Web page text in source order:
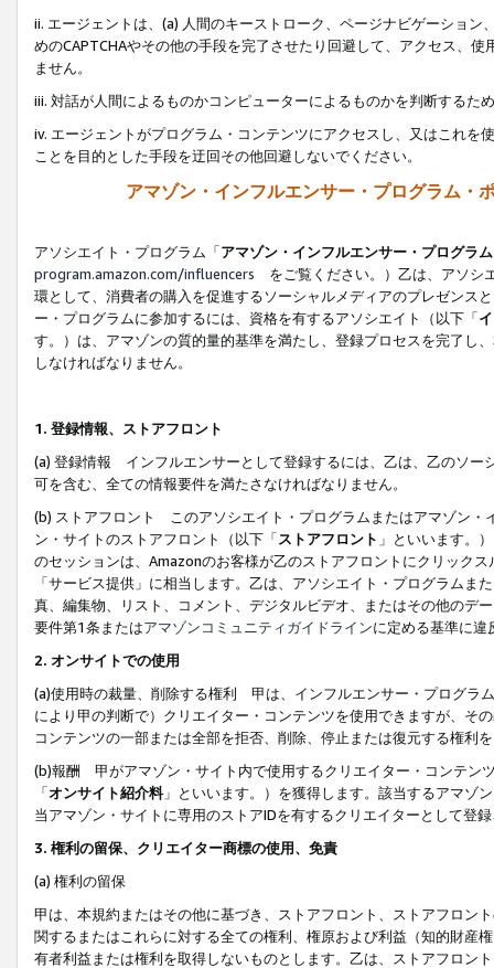
ii. エージェントは、(a) 人間のキーストローク、ページナビゲーショ
めのCAPTCHAやその他の手段を完了させたり回避して、アクセス、
ません。
iii. 対話が人間によるものかコンピューターによるものかを判断するた
iv. エージェントがプログラム・コンテンツにアクセスし、又はこれ
ことを目的とした手段を迂回その他回避しないでください。
アマゾン・インフルエンサー・プログラム・
アソシエイト・プログラム「アマゾン・インフルエンサー・プログラム
program.amazon.com/influencers をご覧ください。）乙は、アソシ
環として、消費者の購入を促進するソーシャルメディアのプレゼンス
ー・プログラムに参加するには、資格を有するアソシエイト（以下「
す。）は、アマゾンの質的量的基準を満たし、登録プロセスを完了し、
しなければなりません。
1. 登録情報、ストアフロント
(a) 登録情報 インフルエンサーとして登録するには、乙は、乙のソー
可を含む、全ての情報要件を満たさなければなりません。
(b) ストアフロント このアソシエイト・プログラムまたはアマゾン・
ン・サイトのストアフロント（以下「ストアフロント 」といいます。
のセッションは、Amazonのお客様が乙のストアフロントにクリック
「サービス提供」に相当します。乙は、アソシエイト・プログラム
真、編集物、リスト、コメント、デジタルビデオ、またはその他のデ
要件第1条またはアマゾンコミュニティガイドラインに定める基準に違
2. オンサイトでの使用
(a)使用時の裁量、削除する権利 甲は、インフルエンサー・プログラ
により甲の判断で）クリエイター・コンテンツを使用できますが、そ
コンテンツの一部または全部を拒否、削除、停止または復元する権利
(b)報酬 甲がアマゾン・サイト内で使用するクリエイター・コンテン
「オンサイト紹介料」といいます。）を獲得します。該当するアマゾ
当アマゾン・サイトに専用のストアIDを有するクリエイターとして登
3. 権利の留保、クリエイター商標の使用、免責
(a) 権利の留保
甲は、本規約またはその他に基づき、ストアフロント、ストアフロン
関するまたはこれらに対する全ての権利、権原および利益（知的財産
有者利益または権利を取得しないものとします。乙は、ストアフロン